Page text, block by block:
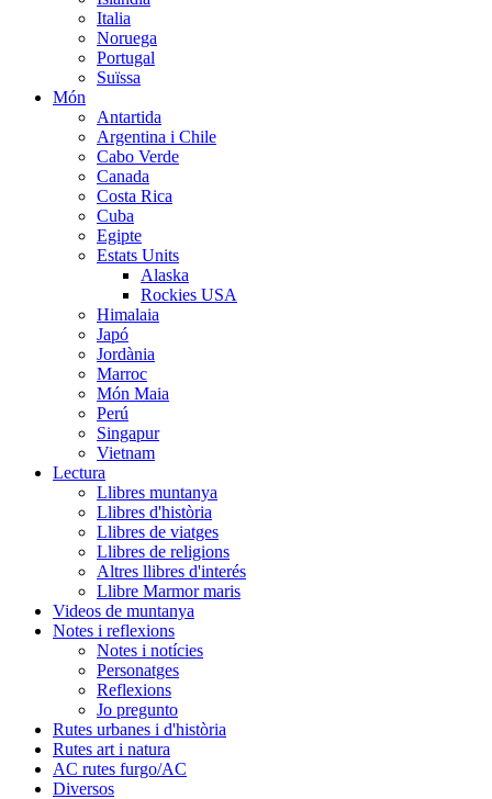
Italia
Noruega
Portugal
Suïssa
Món
Antartida
Argentina i Chile
Cabo Verde
Canada
Costa Rica
Cuba
Egipte
Estats Units
Alaska
Rockies USA
Himalaia
Japó
Jordània
Marroc
Món Maia
Perú
Singapur
Vietnam
Lectura
Llibres muntanya
Llibres d'història
Llibres de viatges
Llibres de religions
Altres llibres d'interés
Llibre Marmor maris
Videos de muntanya
Notes i reflexions
Notes i notícies
Personatges
Reflexions
Jo pregunto
Rutes urbanes i d'història
Rutes art i natura
AC rutes furgo/AC
Diversos